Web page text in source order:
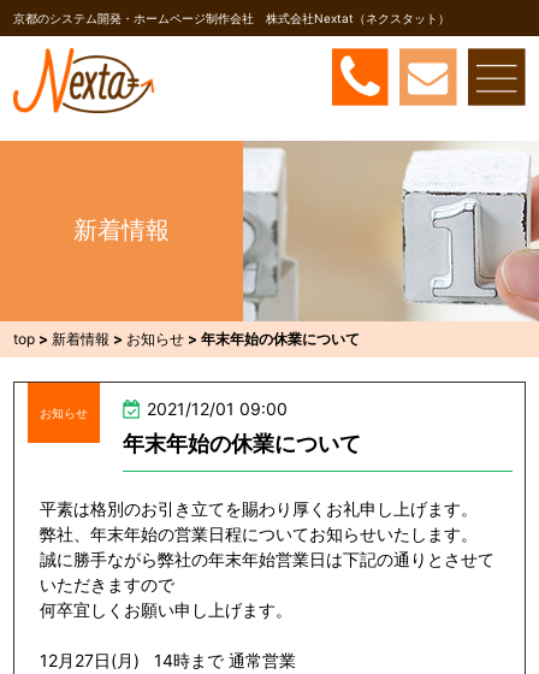
京都のシステム開発・ホームページ制作会社 株式会社Nextat（ネクスタット）
新着情報
top >新着情報 > お知らせ >年末年始の休業について
お知らせ 2021/12/01 09:00
年末年始の休業について
平素は格別のお引き立てを賜わり厚くお礼申し上げます。
弊社、年末年始の営業日程についてお知らせいたします。
誠に勝手ながら弊社の年末年始営業日は下記の通りとさせて
いただきますので
何卒宜しくお願い申し上げます。
12月27日(月) 14時まで 通常営業